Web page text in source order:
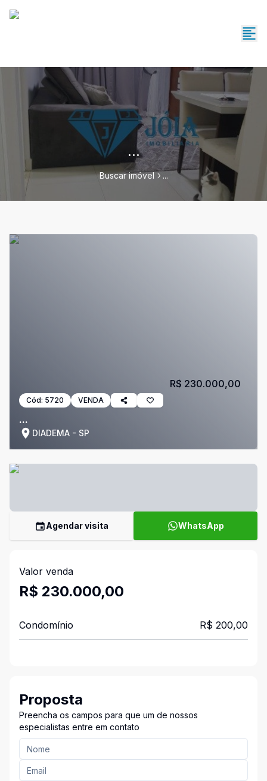
...
Buscar imóvel ...
Cód: 5720 VENDA
...
DIADEMA - SP
R$ 230.000,00
Agendar visita WhatsApp
Valor venda
R$ 230.000,00
Condomínio R$ 200,00
Proposta
Preencha os campos para que um de nossos
especialistas entre em contato